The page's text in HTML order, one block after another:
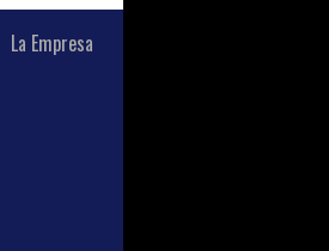
La Empresa